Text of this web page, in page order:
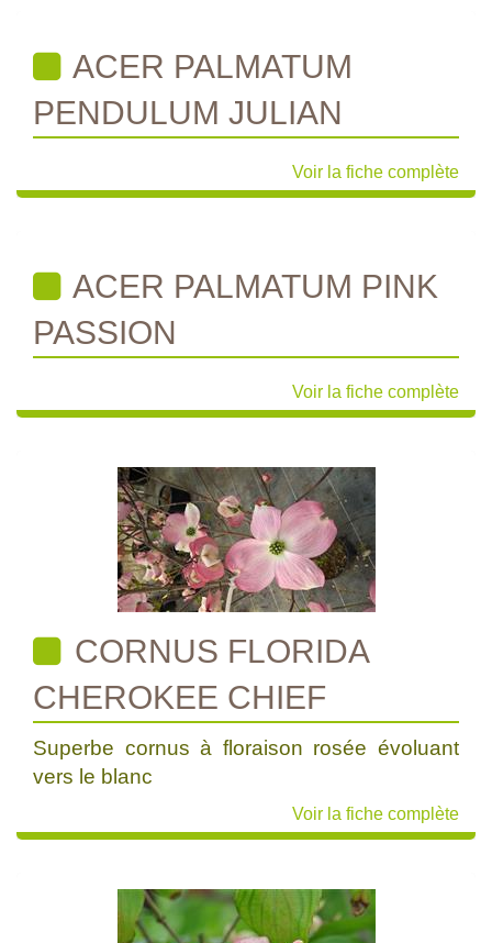
ACER PALMATUM
PENDULUM JULIAN
Voir la fiche complète
ACER PALMATUM PINK
PASSION
Voir la fiche complète
CORNUS FLORIDA
CHEROKEE CHIEF
Superbe cornus à floraison rosée évoluant
vers le blanc
Voir la fiche complète